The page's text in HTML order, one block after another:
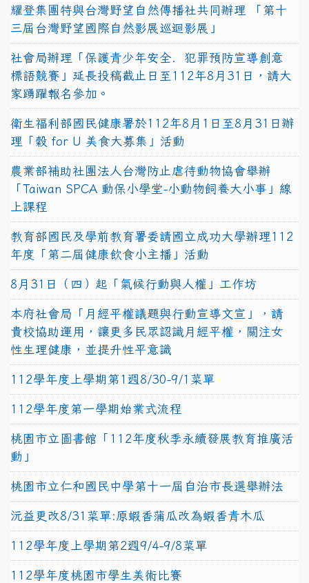
耀登集團特與台灣野望自然傳播社共同辦理 「第十
三屆台灣野望國際自然影展巡迴影展」
社會局辦理「保護青少年安全．犯罪預防宣導創意
標語競賽」延長投稿截止日至112年8月31日，請大
家踴躍報名參加。
衛生福利部國民健康署於112年8月1日至8月31日辦
理「穀 for U 美食大募集」活動
農業部補助社團法人台灣防止虐待動物協會舉辦
「Taiwan SPCA 動保小學堂-小動物飼養大小事」線
上課程
教育部國民及學前教育署委請國立成功大學辦理112
年度「第二屆健康飲食小主播」活動
8月31日（四）起「氣候行動與人權」工作坊
本府社會局「月經平權議題與行動宣導文宣」，請
貴校協助運用，讓更多民眾認識月經平權，關注女
性生理健康，並提升性平意識
112學年度上學期第1週8/30-9/1菜單
112學年度第一學期始業式流程
桃園市立圖書館「112年度秋季永續發展教育推廣活
動」
桃園市立仁和國民中學第十一屆自治市長選舉辦法
沅益更改8/31菜單:原蝦香蒲瓜改為蝦香青木瓜
112學年度上學期第2週9/4-9/8菜單
112學年度桃園市學生美術比賽